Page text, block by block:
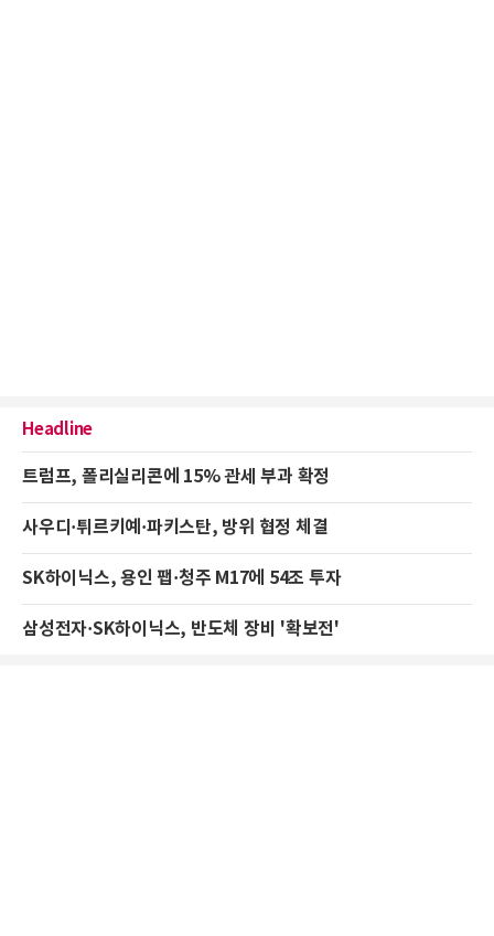
Headline
트럼프, 폴리실리콘에 15% 관세 부과 확정
사우디·튀르키예·파키스탄, 방위 협정 체결
SK하이닉스, 용인 팹·청주 M17에 54조 투자
삼성전자·SK하이닉스, 반도체 장비 '확보전'